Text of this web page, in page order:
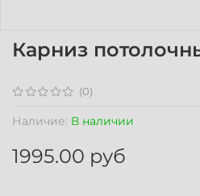
(0)
Наличие: В наличии
Карниз
1995.00 руб